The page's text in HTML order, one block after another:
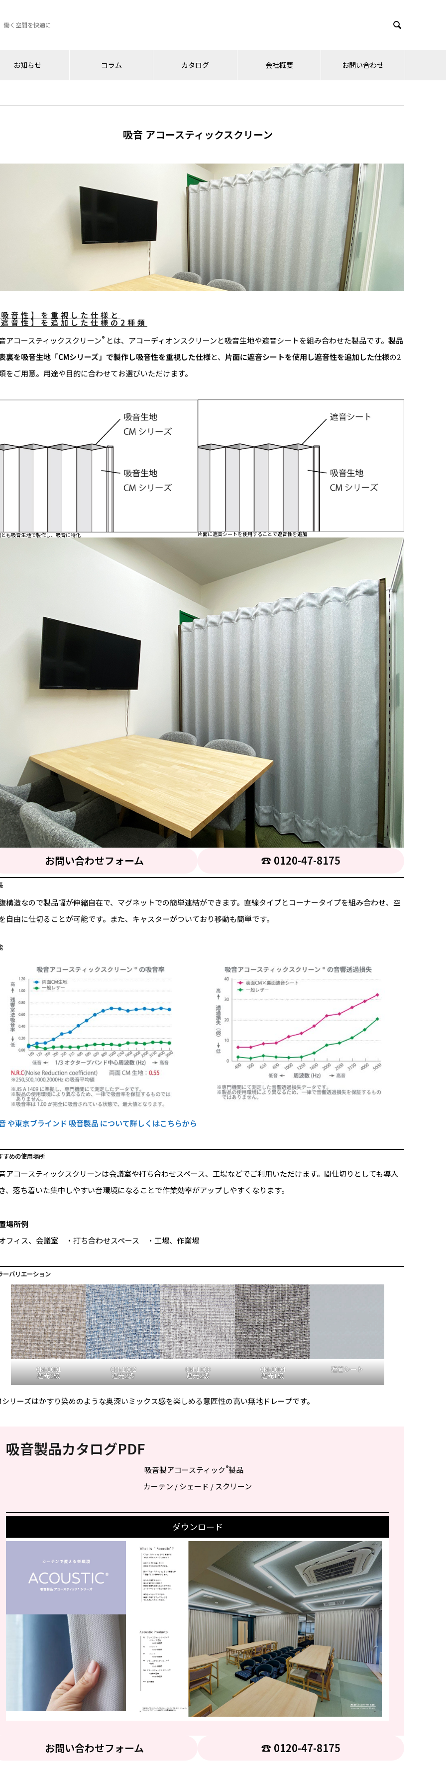
働く空間を快適に 
お知らせ コラム カタログ 会社概要 お問い合わせ
吸音 アコースティックスクリーン
音性】を重視した仕様と
音性】を追加した仕様の2種類
アコースティックスクリーン® とは、アコーディオンスクリーンと吸音生地や遮音シートを組み合わせた製品です。 製品
裏を吸音生地「CMシリーズ」で製作し吸音性を重視した仕様と、 片面に遮音シートを使用し遮音性を追加した仕様の2
をご用意。用途や目的に合わせてお選びいただけます。
も吸音生地で製作し、吸音に特化 片面に遮音シートを使用することで遮音性を追加
お問い合わせフォーム ☎︎ 0120-47-8175
構造なので製品幅が伸縮自在で、マグネットでの簡単連結ができます。直線タイプとコーナータイプを組み合わせ、空
自由に仕切ることが可能です。また、キャスターがついており移動も簡単です。
や東京ブラインド 吸音製品 について詳しくはこちらから
すめの使用場所
アコースティックスクリーンは会議室や打ち合わせスペース、工場などでご利用いただけます。間仕切りとしても導入
、落ち着いた集中しやすい音環境になることで作業効率がアップしやすくなります。
場所例
フィス、会議室 ・打ち合わせスペース ・工場、作業場
ーバリエーション
CM-1001
遮光2級
CM-1002
遮光2級
CM-1003
遮光2級
CM-1004
遮光1級
遮音シート
シリーズはかすり染めのような奥深いミックス感を楽しめる意匠性の高い無地ドレープです。
吸音製品カタログPDF
吸音製アコースティック®製品
カーテン / シェード / スクリーン
ダウンロード
お問い合わせフォーム ☎︎ 0120-47-8175